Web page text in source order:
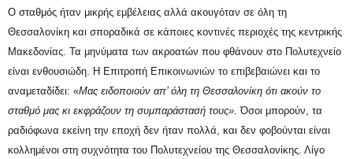
Ο σταθμός ήταν μικρής εμβέλειας αλλά ακουγόταν σε όλη τη
Θεσσαλονίκη και σποραδικά σε κάποιες κοντινές περιοχές της κεντρικής
Μακεδονίας. Τα μηνύματα των ακροατών που φθάνουν στο Πολυτεχνείο
είναι ενθουσιώδη. Η Επιτροπή Επικοινωνιών το επιβεβαιώνει και το
αναμεταδίδει: «Μας ειδοποιούν απ’ όλη τη Θεσσαλονίκη ότι ακούν το
σταθμό μας κι εκφράζουν τη συμπαράστασή τους».Όσοι μπορούν, τα
ραδιόφωνα εκείνη την εποχή δεν ήταν πολλά, και δεν φοβούνται είναι
κολλημένοι στη συχνότητα του Πολυτεχνείου της Θεσσαλονίκης. Λίγο